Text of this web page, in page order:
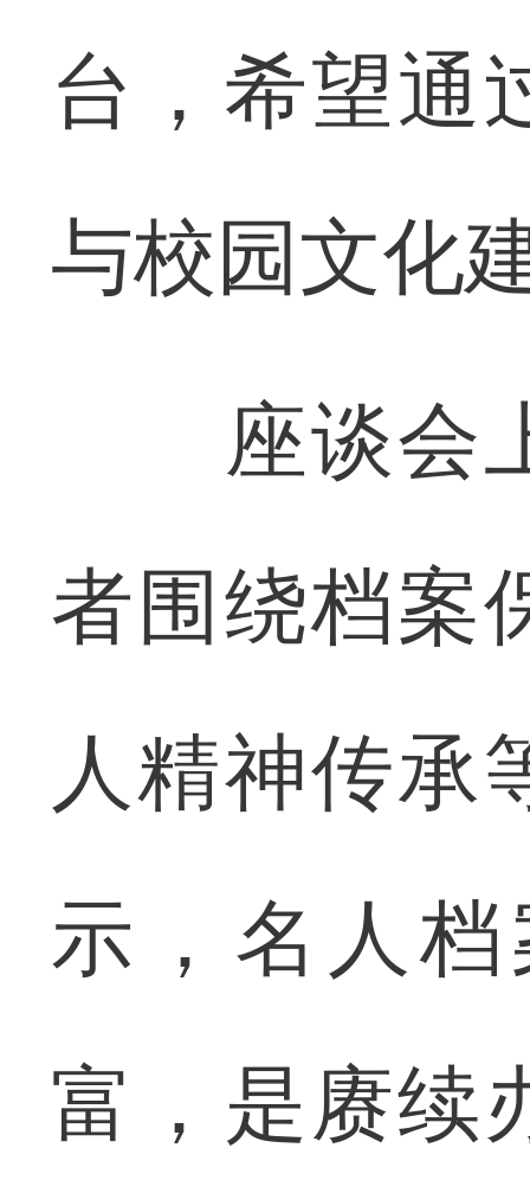
台，希望通
与校园文化
座谈会上
者围绕档案
人精神传承
示，名人
富，是赓续